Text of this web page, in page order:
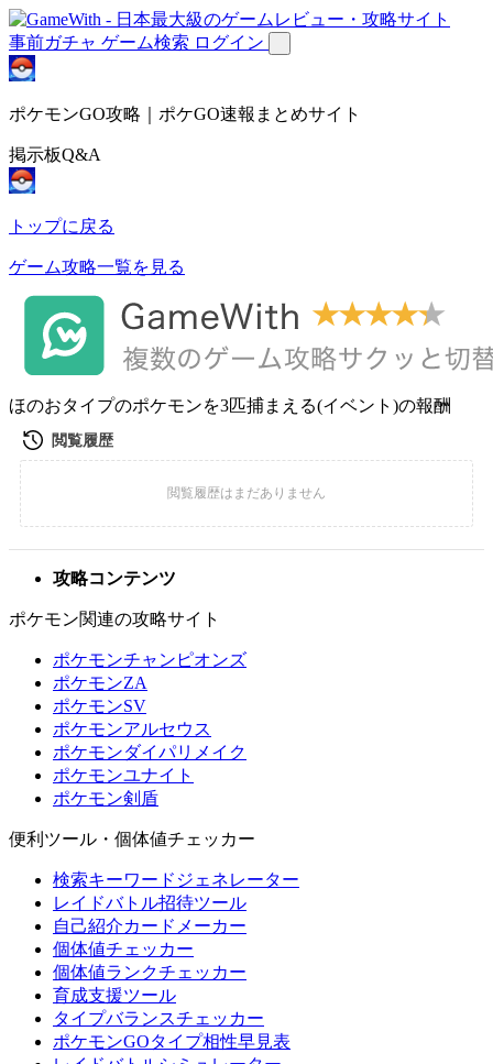
事前ガチャ ゲーム検索 ログイン
ポケモンGO攻略｜ポケGO速報まとめサイト
掲示板Q&A
トップに戻る
ゲーム攻略一覧を見る
ほのおタイプのポケモンを3匹捕まえる(イベント)の報酬
攻略コンテンツ
ポケモン関連の攻略サイト
ポケモンチャンピオンズ
ポケモンZA
ポケモンSV
ポケモンアルセウス
ポケモンダイパリメイク
ポケモンユナイト
ポケモン剣盾
便利ツール・個体値チェッカー
検索キーワードジェネレーター
レイドバトル招待ツール
自己紹介カードメーカー
個体値チェッカー
個体値ランクチェッカー
育成支援ツール
タイプバランスチェッカー
ポケモンGOタイプ相性早見表